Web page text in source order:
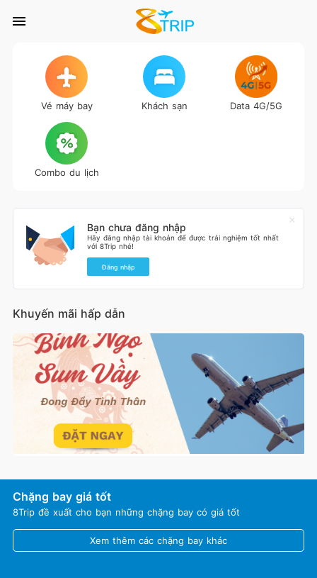
Vé máy bay Khách sạn Data 4G/5G
Combo du lịch
Bạn chưa đăng nhập
Hãy đăng nhập tài khoản để được trải nghiệm tốt nhất
với 8Trip nhé!
Đăng nhập
Khuyến mãi hấp dẫn
Chặng bay giá tốt
8Trip đề xuất cho bạn những chặng bay có giá tốt
Xem thêm các chặng bay khác